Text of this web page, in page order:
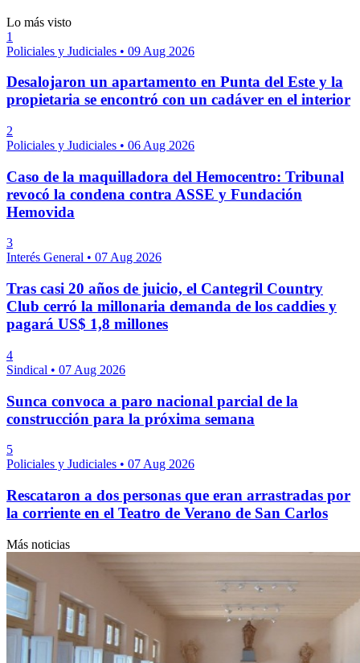
Lo más visto
1
Policiales y Judiciales • 09 Aug 2026
Desalojaron un apartamento en Punta del Este y la
propietaria se encontró con un cadáver en el interior
2
Policiales y Judiciales • 06 Aug 2026
Caso de la maquilladora del Hemocentro: Tribunal
revocó la condena contra ASSE y Fundación
Hemovida
3
Interés General • 07 Aug 2026
Tras casi 20 años de juicio, el Cantegril Country
Club cerró la millonaria demanda de los caddies y
pagará US$ 1,8 millones
4
Sindical • 07 Aug 2026
Sunca convoca a paro nacional parcial de la
construcción para la próxima semana
5
Policiales y Judiciales • 07 Aug 2026
Rescataron a dos personas que eran arrastradas por
la corriente en el Teatro de Verano de San Carlos
Más noticias